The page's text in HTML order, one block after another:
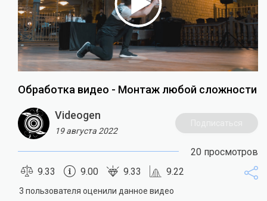
Обработка видео - Монтаж любой сложности
Videogen
19 августа 2022
20 просмотров
9.33
9.00 9.33 9.22
3 пользователя оценили данное видео